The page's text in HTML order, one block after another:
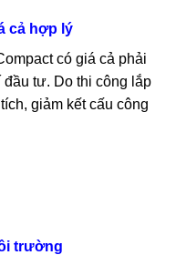
cả hợp lý
có giá cả phải
tư. Do thi công lắp
giảm kết cấu công
trường